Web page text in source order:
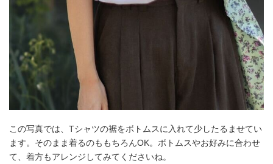
この写真では、Tシャツの裾をボトムスに入れて少したるませてい
ます。そのまま着るのももちろんOK。ボトムスやお好みに合わせ
て、着方もアレンジしてみてくださいね。